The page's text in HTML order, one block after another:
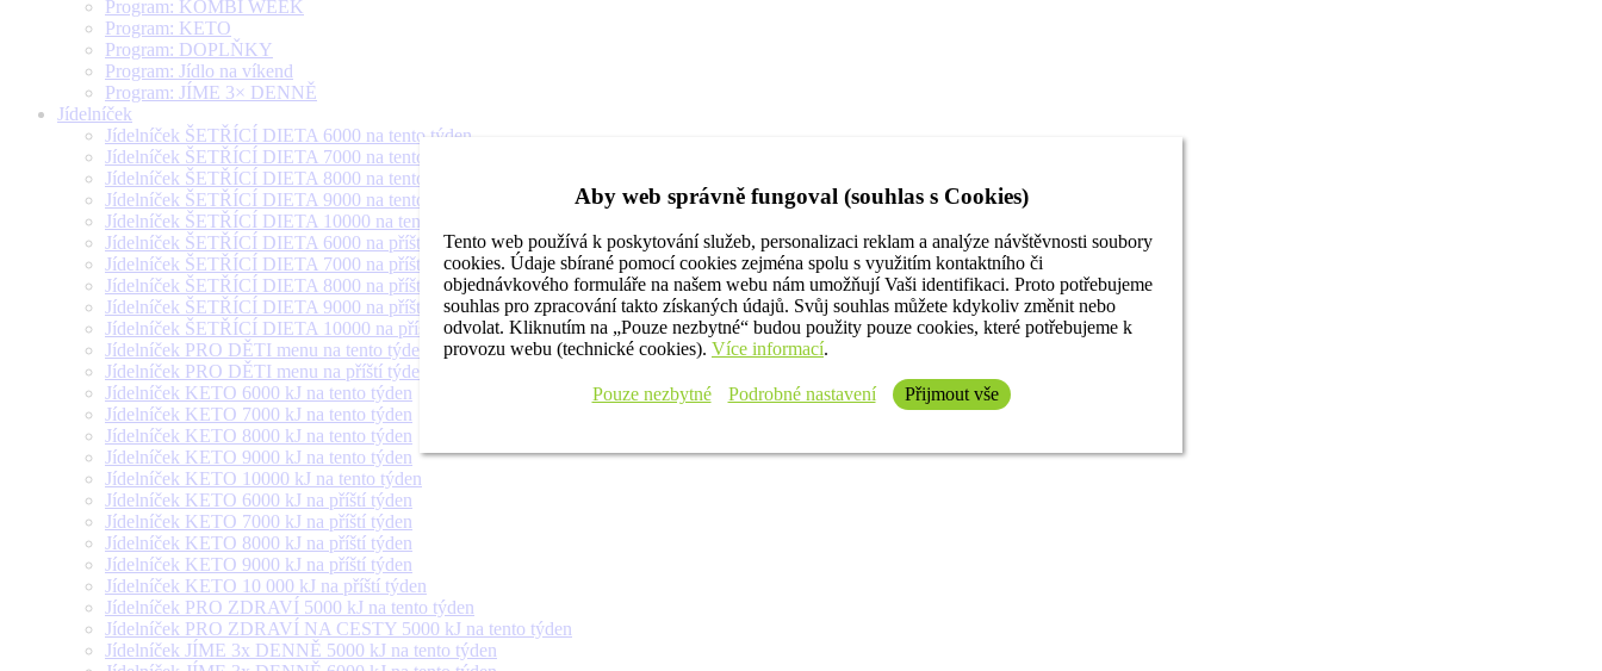
Aby web správně fungoval (souhlas s Cookies)
Tento web používá k poskytování služeb, personalizaci reklam a analýze návštěvnosti soubory
cookies. Údaje sbírané pomocí cookies zejména spolu s využitím kontaktního či
objednávkového formuláře na našem webu nám umožňují Vaši identifikaci. Proto potřebujeme
souhlas pro zpracování takto získaných údajů. Svůj souhlas můžete kdykoliv změnit nebo
odvolat. Kliknutím na „Pouze nezbytné“ budou použity pouze cookies, které potřebujeme k
provozu webu (technické cookies). Více informací.
Pouze nezbytné Podrobné nastavení Přijmout vše
Program: KOMBI WEEK
Program: KETO
Program: DOPLŇKY
Program: Jídlo na víkend
Program: JÍME 3× DENNĚ
Jídelníček
Jídelníček ŠETŘÍCÍ DIETA 6000 na tento týden
Jídelníček ŠETŘÍCÍ DIETA 7000 na tento týden
Jídelníček ŠETŘÍCÍ DIETA 8000 na tento týden
Jídelníček ŠETŘÍCÍ DIETA 9000 na tento týden
Jídelníček ŠETŘÍCÍ DIETA 10000 na tento týden
Jídelníček ŠETŘÍCÍ DIETA 6000 na příští týden
Jídelníček ŠETŘÍCÍ DIETA 7000 na příští týden
Jídelníček ŠETŘÍCÍ DIETA 8000 na příští týden
Jídelníček ŠETŘÍCÍ DIETA 9000 na příští týden
Jídelníček ŠETŘÍCÍ DIETA 10000 na příští týden
Jídelníček PRO DĚTI menu na tento týden
Jídelníček PRO DĚTI menu na příští týden
Jídelníček KETO 6000 kJ na tento týden
Jídelníček KETO 7000 kJ na tento týden
Jídelníček KETO 8000 kJ na tento týden
Jídelníček KETO 9000 kJ na tento týden
Jídelníček KETO 10000 kJ na tento týden
Jídelníček KETO 6000 kJ na příští týden
Jídelníček KETO 7000 kJ na příští týden
Jídelníček KETO 8000 kJ na příští týden
Jídelníček KETO 9000 kJ na příští týden
Jídelníček KETO 10 000 kJ na příští týden
Jídelníček PRO ZDRAVÍ 5000 kJ na tento týden
Jídelníček PRO ZDRAVÍ NA CESTY 5000 kJ na tento týden
Jídelníček JÍME 3x DENNĚ 5000 kJ na tento týden